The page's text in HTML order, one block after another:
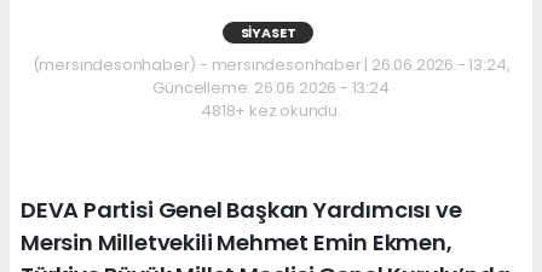
SIYASET
(mersindesonhaber) - mersindesonhaber | 26.06.2026 - 13:24,
Güncelleme: 26.06.2026 - 13:24
4818+ kez okundu.
DEVA Partisi Genel Başkan Yardımcısı ve
Mersin Milletvekili Mehmet Emin Ekmen,